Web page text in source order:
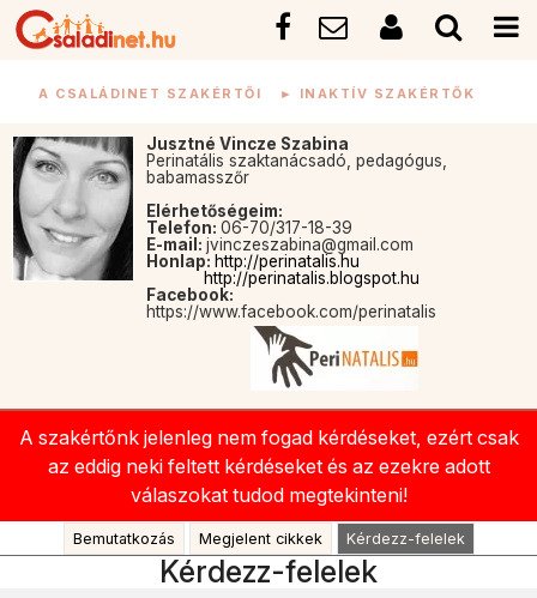
A CSALÁDINET SZAKÉRTŐI ► INAKTÍV SZAKÉRTŐK
Jusztné Vincze Szabina
Perinatális szaktanácsadó, pedagógus,
babamasszőr
Elérhetőségeim:
Telefon: 06-70/317-18-39
E-mail: jvinczeszabina@gmail.com
Honlap: http://perinatalis.hu
http://perinatalis.blogspot.hu
Facebook:
https://www.facebook.com/perinatalis
A szakértőnk jelenleg nem fogad kérdéseket, ezért csak
az eddig neki feltett kérdéseket és az ezekre adott
válaszokat tudod megtekinteni!
Bemutatkozás Megjelent cikkek Kérdezz-felelek
Kérdezz-felelek